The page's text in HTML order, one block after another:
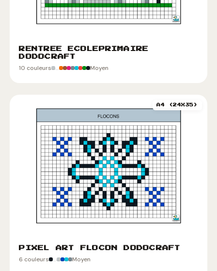
RENTREE ECOLEPRIMAIRE
DODOCRAFT
10 couleurs Moyen
A4 (24X35)
PIXEL ART FLOCON DODOCRAFT
6 couleurs Moyen